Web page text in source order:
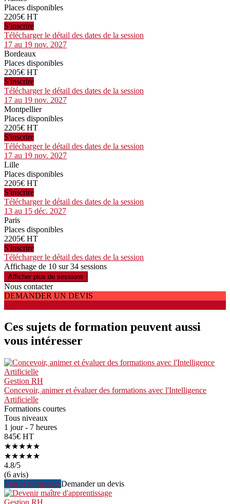
Places disponibles
2205€ HT
S'inscrire
Télécharger le détail des dates de la session
17 au 19 nov. 2027
Bordeaux
Places disponibles
2205€ HT
S'inscrire
Télécharger le détail des dates de la session
17 au 19 nov. 2027
Montpellier
Places disponibles
2205€ HT
S'inscrire
Télécharger le détail des dates de la session
17 au 19 nov. 2027
Lille
Places disponibles
2205€ HT
S'inscrire
Télécharger le détail des dates de la session
13 au 15 déc. 2027
Paris
Places disponibles
2205€ HT
S'inscrire
Télécharger le détail des dates de la session
Affichage de 10 sur 34 sessions
Afficher plus de sessions
Nous contacter
DEMANDER UN DEVIS
Ces sujets de formation peuvent aussi
vous intéresser
Gestion RH
Concevoir, animer et évaluer des formations avec l'Intelligence
Artificielle
Formations courtes
Tous niveaux
1 jour - 7 heures
845€ HT
★★★★★
★★★★★
4.8/5
(6 avis)
Voir la formation Demander un devis
Gestion RH